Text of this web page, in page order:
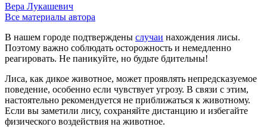
Вера Лукашевич
Все материалы автора
В нашем городе подтверждены случаи нахождения лисы.
Поэтому важно соблюдать осторожность и немедленно
реагировать. Не паникуйте, но будьте бдительны!
Лиса, как дикое животное, может проявлять непредсказуемое
поведение, особенно если чувствует угрозу. В связи с этим,
настоятельно рекомендуется не приближаться к животному.
Если вы заметили лису, сохраняйте дистанцию и избегайте
физического воздействия на животное.